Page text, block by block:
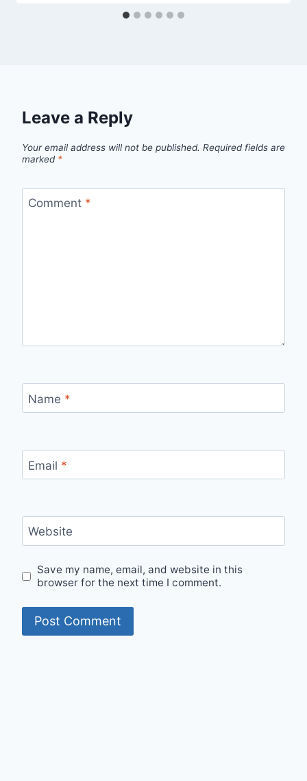
Leave a Reply
Your email address will not be published. Required fields are
marked *
Comment *
Name *
Email *
Website
Save my name, email, and website in this
browser for the next time I comment.